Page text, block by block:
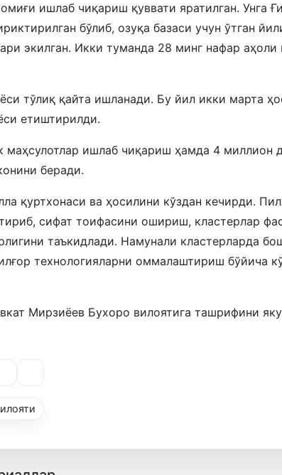
ишлаб чиқариш қуввати яратилган. Унга
бўлиб, озуқа базаси учун ўтган
экилган. Икки туманда 28 минг нафар
тўлиқ қайта ишланади. Бу йил икки марта
етиштирилди.
маҳсулотлар ишлаб чиқариш ҳамда 4 миллион
беради.
қуртхонаси ва ҳосилини кўздан кечирди.
сифат тоифасини ошириш, кластерлар
таъкидлади. Намунали кластерларда
технологияларни оммалаштириш бўйича
Мирзиёев Бухоро вилоятига ташрифини